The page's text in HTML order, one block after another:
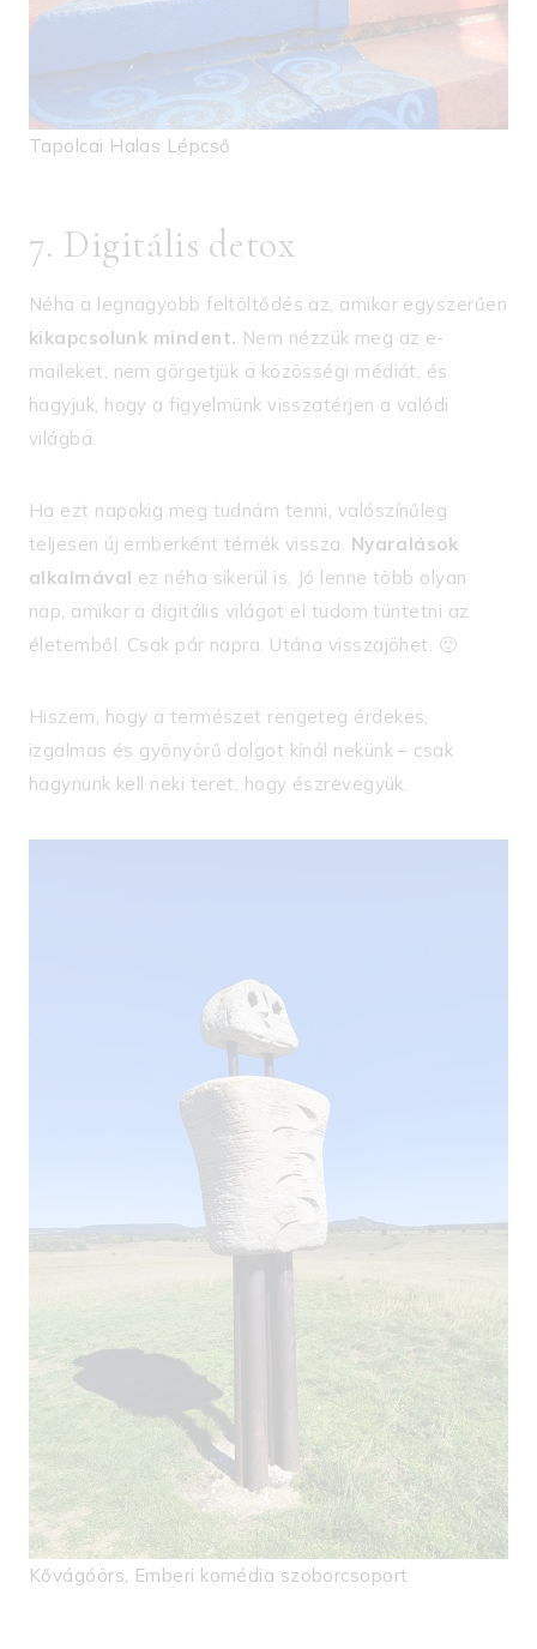
Tapolcai Halas Lépcső
7. Digitális detox
Néha a legnagyobb feltöltődés az, amikor egyszerűen
kikapcsolunk mindent. Nem nézzük meg az e-
maileket, nem görgetjük a közösségi médiát, és
hagyjuk, hogy a figyelmünk visszatérjen a valódi
világba.
Ha ezt napokig meg tudnám tenni, valószínűleg
teljesen új emberként térnék vissza. Nyaralások
alkalmával ez néha sikerül is. Jó lenne több olyan
nap, amikor a digitális világot el tudom tüntetni az
életemből. Csak pár napra. Utána visszajöhet. 🙂
Hiszem, hogy a természet rengeteg érdekes,
izgalmas és gyönyörű dolgot kínál nekünk – csak
hagynunk kell neki teret, hogy észrevegyük.
Kővágóörs, Emberi komédia szoborcsoport